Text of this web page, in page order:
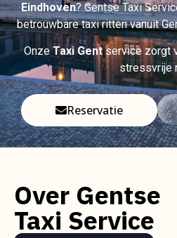
Eindhoven? Gentse Taxi
betrouwbare taxi ritten vanuit
OnzeTaxi Gentservice zorgt
stressvrije
Reservatie
Over Gentse
Taxi Service